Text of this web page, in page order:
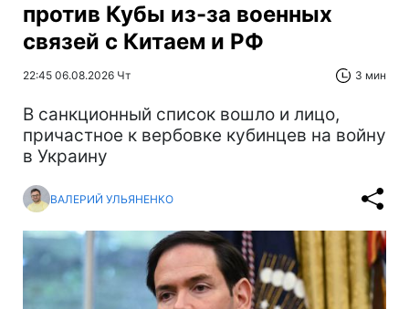
против Кубы из-за военных
связей с Китаем и РФ
22:45 06.08.2026 Чт 3 мин
В санкционный список вошло и лицо,
причастное к вербовке кубинцев на войну
в Украину
ВАЛЕРИЙ УЛЬЯНЕНКО